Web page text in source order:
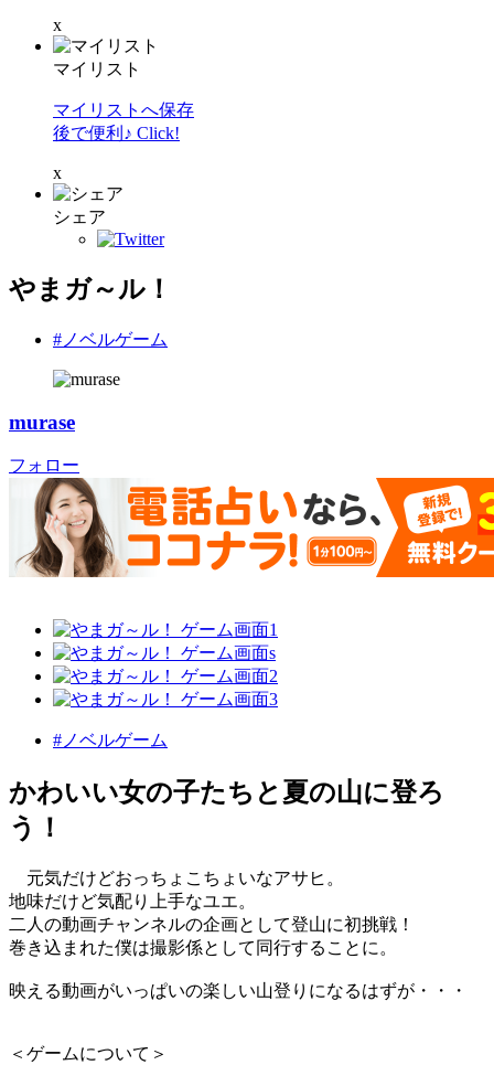
x
マイリスト
マイリストへ保存
後で便利♪ Click!
x
シェア
やまガ～ル！
#ノベルゲーム
murase
フォロー
#ノベルゲーム
かわいい女の子たちと夏の山に登ろ
う！
元気だけどおっちょこちょいなアサヒ。
地味だけど気配り上手なユエ。
二人の動画チャンネルの企画として登山に初挑戦！
巻き込まれた僕は撮影係として同行することに。
映える動画がいっぱいの楽しい山登りになるはずが・・・
＜ゲームについて＞